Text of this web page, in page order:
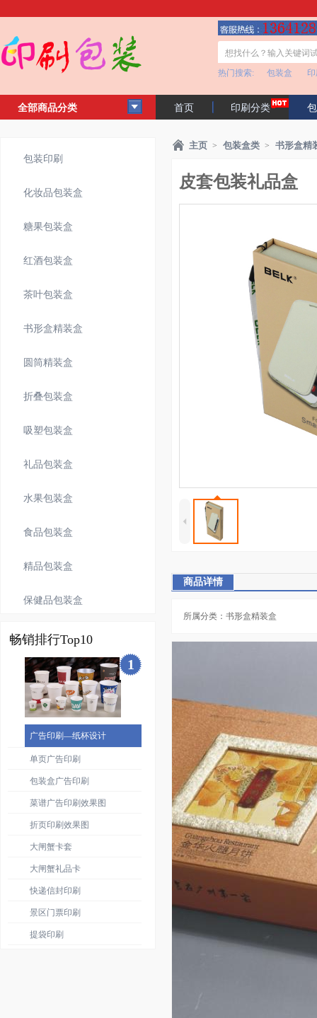
热门搜索: 包装盒
全部商品分类 首页 印刷分类
包装印刷
化妆品包装盒
糖果包装盒
红酒包装盒
茶叶包装盒
书形盒精装盒
圆筒精装盒
折叠包装盒
吸塑包装盒
礼品包装盒
水果包装盒
食品包装盒
精品包装盒
保健品包装盒
畅销排行Top10
广告印刷—纸杯设计
1
单页广告印刷
包装盒广告印刷
菜谱广告印刷效果图
折页印刷效果图
大闸蟹卡套
大闸蟹礼品卡
快递信封印刷
景区门票印刷
提袋印刷
主页 > 包装盒类 > 书形盒精
皮套包装礼品盒
4
商品详情
所属分类：书形盒精装盒